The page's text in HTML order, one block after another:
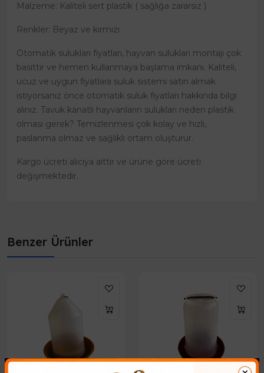
Malzeme: Kaliteli sert plastik ( sağlığa zararsız )
Renkler: Beyaz ve kırmızı
Otomatik sulukları fiyatları, hayvan sulukları montajı çok
basittir ve hemen kullanmaya başlama imkanı. Kaliteli,
ucuz ve uygun fiyatlara suluk sistemi satın almak
istiyorsanız önce otomatik suluk fiyatları hakkında bilgi
alınız. Tavuk kanatlı hayvanların sulukları neden plastik
olması gerek? Temizlenmesi çok kolay ve hızlı,
paslanma olmaz ve sağlıklı ortam oluşturur.
Kargo ücreti alıcıya aittir ve ürüne göre ücreti
değişmektedir.
Benzer Ürünler